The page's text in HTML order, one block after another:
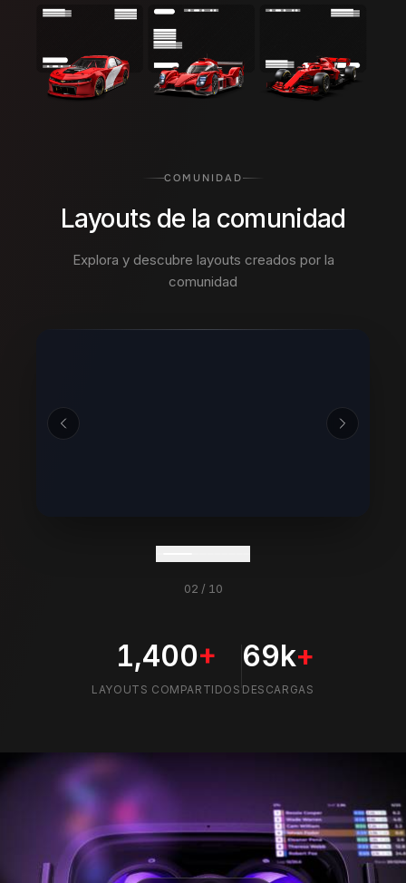
COMUNIDAD
Layouts de la comunidad
Explora y descubre layouts creados por la
comunidad
02 / 10
1,400+
LAYOUTS COMPARTIDOS
69k+
DESCARGAS